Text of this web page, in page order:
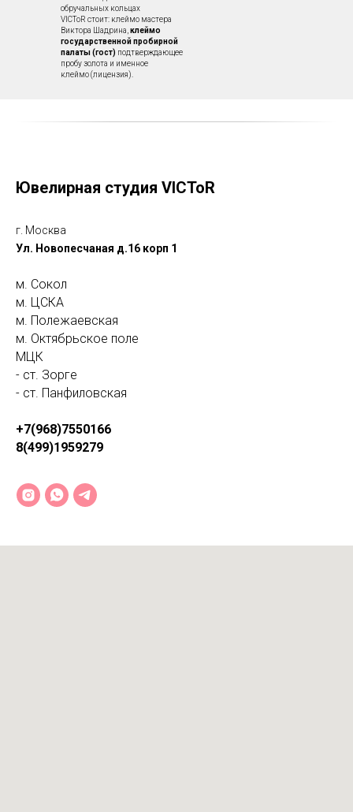
обручальных кольцах
VICToR стоит: клеймо мастера
Виктора Шадрина,клеймо
государственной пробирной
палаты (гост) подтверждающее
пробу золота и именное
клеймо (лицензия).
Ювелирная студия VICToR
г. Москва
Ул. Новопесчаная д.16 корп 1
м. Сокол
м. ЦСКА
м. Полежаевская
м. Октябрьское поле
МЦК
- ст. Зорге
- ст. Панфиловская
+7(968)7550166
8(499)1959279